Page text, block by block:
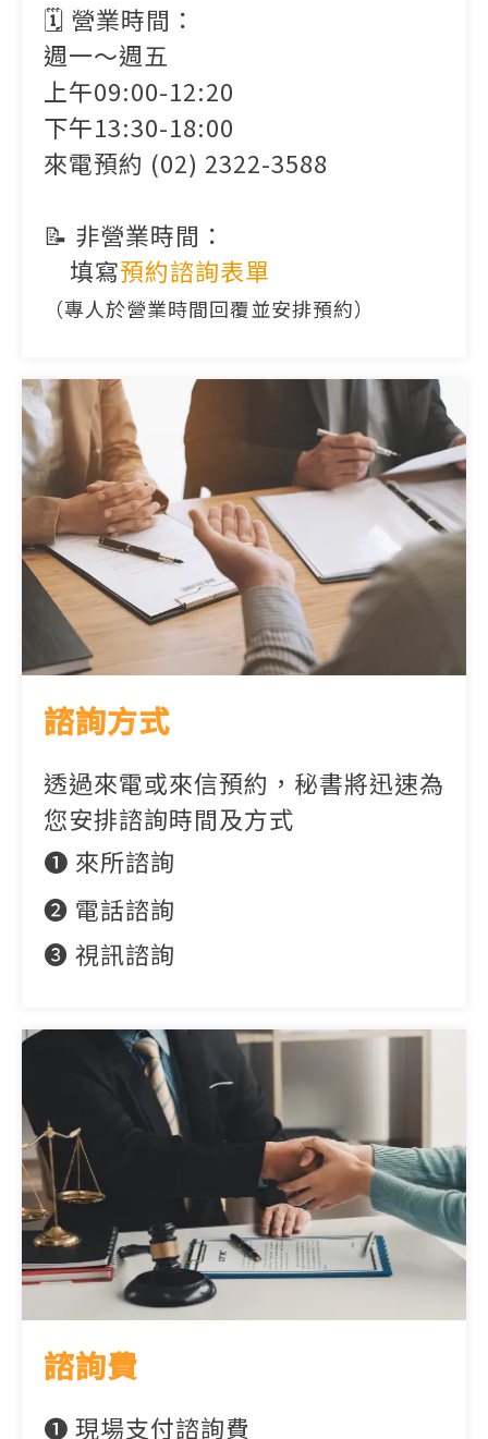
🗓️ 營業時間：
週一～週五
上午09:00-12:20
下午13:30-18:00
來電預約 (02) 2322-3588
📝 非營業時間：
填寫預約諮詢表單
（專人於營業時間回覆並安排預約）
諮詢方式
透過來電或來信預約，秘書將迅速為
您安排諮詢時間及方式
➊ 來所諮詢
➋ 電話諮詢
➌ 視訊諮詢
諮詢費
➊ 現場支付諮詢費